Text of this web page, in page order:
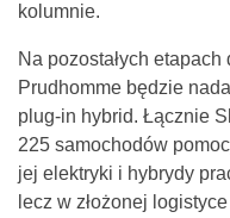
kolumnie.
Na pozostałych
Prudhomme będzie
plug-in hybrid. Łącznie
225 samochodów
jej elektryki i hybrydy
lecz w złożonej